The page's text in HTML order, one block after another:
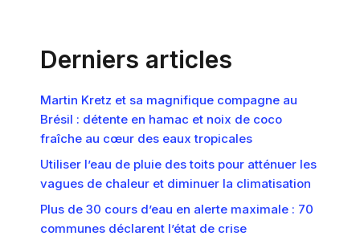
Derniers articles
Martin Kretz et sa magnifique compagne au
Brésil : détente en hamac et noix de coco
fraîche au cœur des eaux tropicales
Utiliser l’eau de pluie des toits pour atténuer les
vagues de chaleur et diminuer la climatisation
Plus de 30 cours d’eau en alerte maximale : 70
communes déclarent l’état de crise